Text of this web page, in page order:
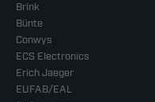
Brink
Bünte
Conwys
ECS Electronics
Erich Jaeger
EUFAB/EAL